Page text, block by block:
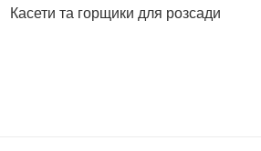
Касети та горщики для розсади